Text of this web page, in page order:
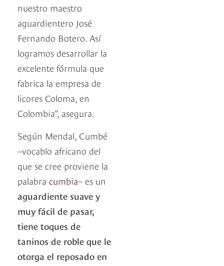
nuestro maestro
aguardientero José
Fernando Botero. Así
logramos desarrollar la
excelente fórmula que
fabrica la empresa de
licores Coloma, en
Colombia”, asegura.
Según Mendal, Cumbé
–vocablo africano del
que se cree proviene la
palabra cumbia– es un
aguardiente suave y
muy fácil de pasar,
tiene toques de
taninos de roble que le
otorga el reposado en